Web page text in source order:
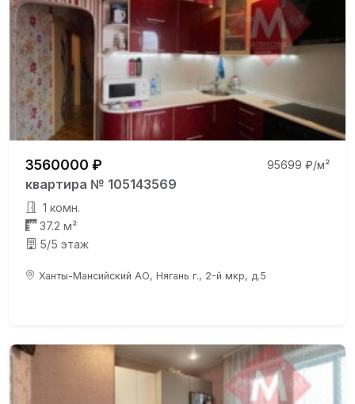
3560000 ₽ 95699 ₽/м²
квартира № 105143569
1 комн.
37.2 м²
5/5 этаж
Ханты-Мансийский АО, Нягань г., 2-й мкр, д.5